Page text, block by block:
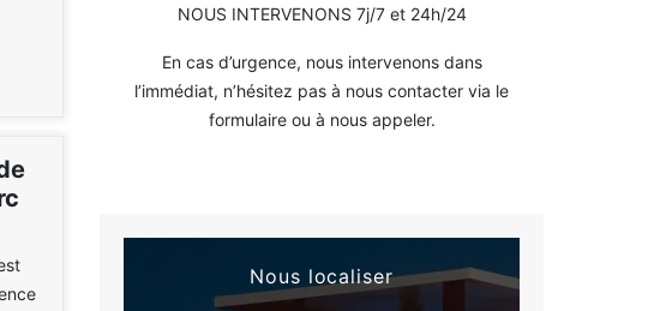
NOUS INTERVENONS 7j/7 et 24h/24
En cas d’urgence, nous intervenons dans
l’immédiat, n’hésitez pas à nous contacter via le
formulaire ou à nous appeler.
Nous localiser